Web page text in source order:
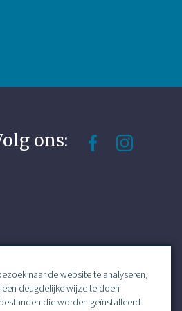
ons:
naar de website te analyseren,
deugdelijke wijze te doen
die worden geïnstalleerd